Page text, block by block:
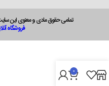
تمامی حقوق مادی و معنوی این
فروشگاه
0